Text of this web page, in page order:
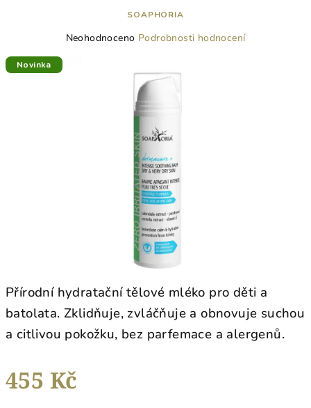
Přírodní hydratační tělové mléko pro děti a
batolata. Zklidňuje, zvláčňuje a obnovuje suchou
a citlivou pokožku, bez parfemace a alergenů.
455 Kč
SOAPHORIA
Průměrné
Neohodnoceno Podrobnosti hodnocení
Novinka